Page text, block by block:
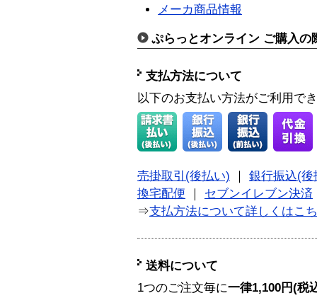
メーカ商品情報
ぷらっとオンライン ご購入の
支払方法について
以下のお支払い方法がご利用で
売掛取引(後払い)
銀行振込(後
換宅配便
セブンイレブン決済
⇒支払方法について詳しくはこ
送料について
1つのご注文毎に一律1,100円(税